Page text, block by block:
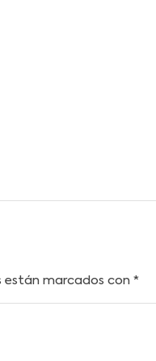
están marcados con *